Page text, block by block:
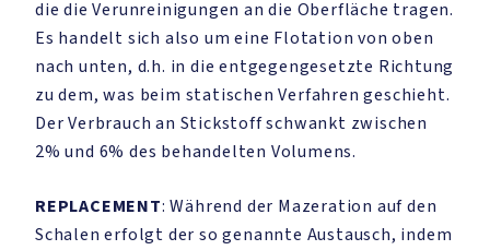
die die Verunreinigungen an die Oberfläche tragen.
Es handelt sich also um eine Flotation von oben
nach unten, d.h. in die entgegengesetzte Richtung
zu dem, was beim statischen Verfahren geschieht.
Der Verbrauch an Stickstoff schwankt zwischen
2% und 6% des behandelten Volumens.
REPLACEMENT: Während der Mazeration auf den
Schalen erfolgt der so genannte Austausch, indem